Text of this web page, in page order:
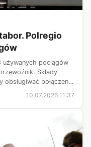
Polregio
używanych pociągów
Składy
obsługiwać połączenia
10.07.2026 11:37